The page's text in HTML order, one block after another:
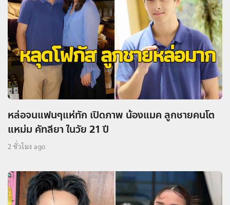
หล่อจนแฟนๆแห่ทัก เปิดภาพ น้องแมค ลูกชายคนโต
แหม่ม คัทลียา ในวัย 21 ปี
2 ชั่วโมง ago